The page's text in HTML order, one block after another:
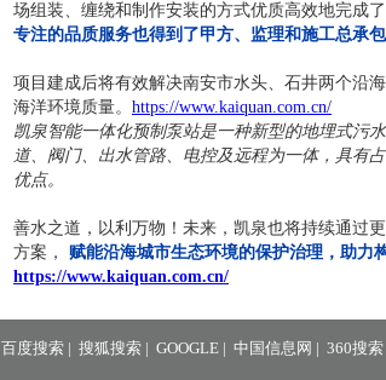
场组装、缠绕和制作安装的方式优质高效地完成
专注的品质服务也得到了甲方、监理和施工总承包
项目建成后将有效解决南安市水头、石井两个沿
海洋环境质量。 https://www.kaiquan.com.cn/
凯泉智能一体化预制泵站是一种新型的地埋式污
道、阀门、出水管路、电控及远程为一体，具有
优点。
善水之道，以利万物！未来，凯泉也将持续通过
方案， 赋能沿海城市生态环境的保护治理，助力
https://www.kaiquan.com.cn/
百度搜索| 搜狐搜索| GOOGLE| 中国信息网 | 360搜索